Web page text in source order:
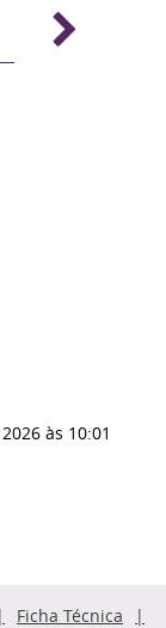
às 10:01
Ficha Técnica